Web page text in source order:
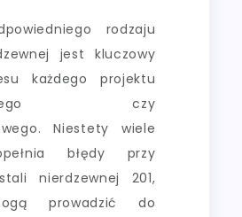
rodzaju
jest kluczowy
każdego projektu
czy
Niestety wiele
błędy przy
nierdzewnej 201,
prowadzić do